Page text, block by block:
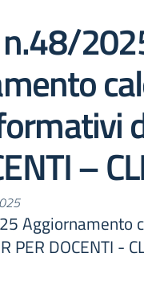
–
Aggiornamento
PER DOCENTI -